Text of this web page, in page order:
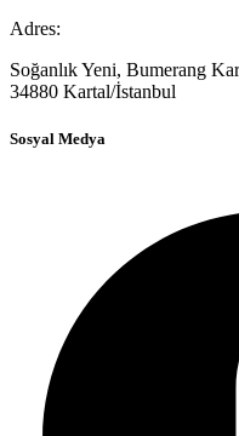
Adres:
Soğanlık Yeni, Bumerang
34880 Kartal/İstanbul
Sosyal Medya